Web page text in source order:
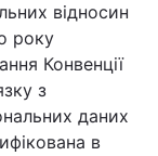
відносин
року
Конвенції
з
даних
в